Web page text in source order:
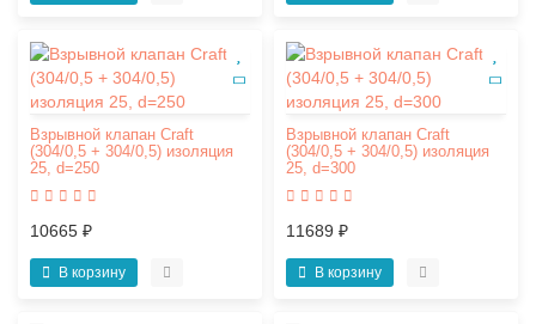
Взрывной клапан Craft
(304/0,5 + 304/0,5) изоляция
25, d=250
10665 ₽
В корзину
Взрывной клапан Craft
(304/0,5 + 304/0,5) изоляция
25, d=300
11689 ₽
В корзину